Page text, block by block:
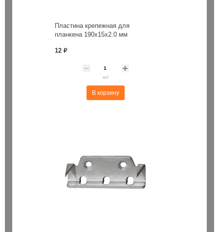
Пластина крепежная для
планкена 190х15х2.0 мм
12 ₽
шт
В корзину